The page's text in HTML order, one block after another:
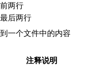
两行
后两行
一个文件中的内容
注释说明